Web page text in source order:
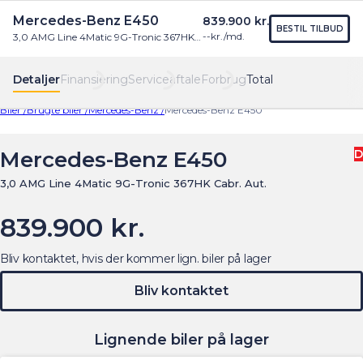
Find os Menu
DetaljerFinansieringServiceaftaleForbrugTotal
Mercedes-Benz E450
3,0 AMG Line 4Matic 9G-Tronic 367HK Cabr. Aut.
839.900 kr.
--kr./md.
BESTIL TILBUD
Biler /Brugte biler /Mercedes-Benz /Mercedes-Benz E450
Mercedes-Benz E450
3,0 AMG Line 4Matic 9G-Tronic 367HK Cabr. Aut.
D
839.900 kr.
Lignende biler på lager
Bliv kontaktet, hvis der kommer lign. biler på lager
Bliv kontaktet